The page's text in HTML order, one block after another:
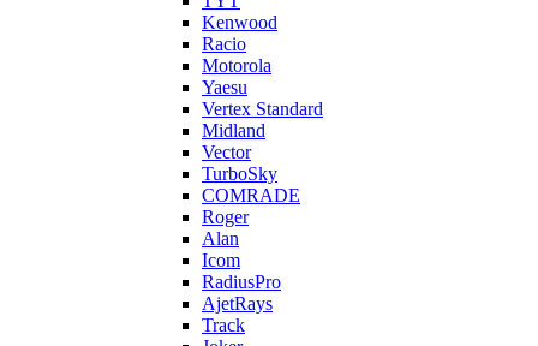
Kenwood
Racio
Motorola
Yaesu
Vertex Standard
Midland
Vector
TurboSky
COMRADE
Roger
Alan
Icom
RadiusPro
AjetRays
Track